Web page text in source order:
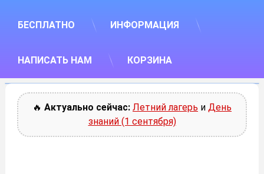
БЕСПЛАТНО ИНФОРМАЦИЯ
НАПИСАТЬ НАМ КОРЗИНА
🔥 Актуально сейчас: Летний лагерь и День
знаний (1 сентября)